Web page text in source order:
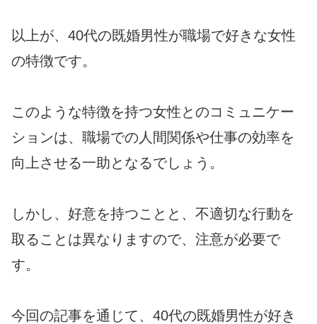
以上が、40代の既婚男性が職場で好きな女性
の特徴です。
このような特徴を持つ女性とのコミュニケー
ションは、職場での人間関係や仕事の効率を
向上させる一助となるでしょう。
しかし、好意を持つことと、不適切な行動を
取ることは異なりますので、注意が必要で
す。
今回の記事を通じて、40代の既婚男性が好き